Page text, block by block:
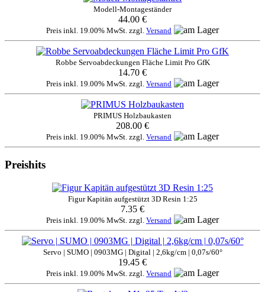
Modell-Montageständer
44.00 €
Preis inkl. 19.00% MwSt. zzgl. Versand
Robbe Servoabdeckungen Fläche Limit Pro GfK
14.70 €
Preis inkl. 19.00% MwSt. zzgl. Versand
PRIMUS Holzbaukasten
208.00 €
Preis inkl. 19.00% MwSt. zzgl. Versand
Preishits
Figur Kapitän aufgestützt 3D Resin 1:25
7.35 €
Preis inkl. 19.00% MwSt. zzgl. Versand
Servo | SUMO | 0903MG | Digital | 2,6kg/cm | 0,07s/60°
19.45 €
Preis inkl. 19.00% MwSt. zzgl. Versand